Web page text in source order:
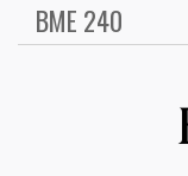
BME 240